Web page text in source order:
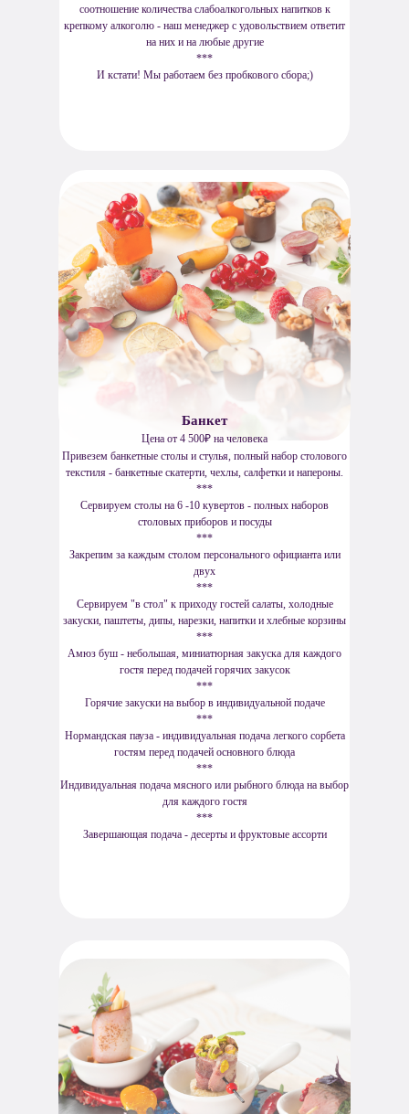
Цена от 4 500₽ на человека
Банкет
соотношение количества слабоалкогольных напитков к
крепкому алкоголю - наш менеджер с удовольствием ответит
на них и на любые другие
***
И кстати! Мы работаем без пробкового сбора;)
Привезем банкетные столы и стулья, полный набор столового
текстиля - банкетные скатерти, чехлы, салфетки и напероны.
***
Сервируем столы на 6 -10 кувертов - полных наборов
столовых приборов и посуды
***
Закрепим за каждым столом персонального официанта или
двух
***
Сервируем "в стол" к приходу гостей салаты, холодные
закуски, паштеты, дипы, нарезки, напитки и хлебные корзины
***
Амюз буш - небольшая, миниатюрная закуска для каждого
гостя перед подачей горячих закусок
***
Горячие закуски на выбор в индивидуальной подаче
***
Нормандская пауза - индивидуальная подача легкого сорбета
гостям перед подачей основного блюда
***
Индивидуальная подача мясного или рыбного блюда на выбор
для каждого гостя
***
Завершающая подача - десерты и фруктовые ассорти